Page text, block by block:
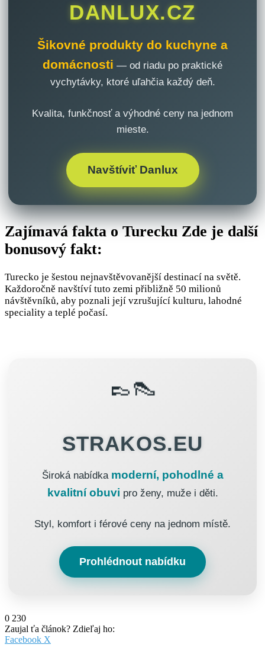
DANLUX.CZ
Šikovné produkty do kuchyne a
domácnosti — od riadu po praktické
vychytávky, ktoré uľahčia každý deň.
Kvalita, funkčnosť a výhodné ceny na jednom
mieste.
Navštíviť Danlux
Zajímavá fakta o Turecku Zde je další
bonusový fakt:
Turecko je šestou nejnavštěvovanější destinací na světě.
Každoročně navštíví tuto zemi přibližně 50 milionů
návštěvníků, aby poznali její vzrušující kulturu, lahodné
speciality a teplé počasí.
👞👠
STRAKOS.EU
Široká nabídka moderní, pohodlné a
kvalitní obuvi pro ženy, muže i děti.
Styl, komfort i férové ceny na jednom místě.
Prohlédnout nabídku
0 230
Zaujal ťa článok? Zdieľaj ho:
Facebook X